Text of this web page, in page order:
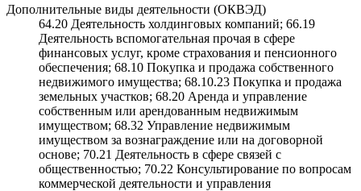
Дополнительные виды деятельности (ОКВЭД)
64.20 Деятельность холдинговых компаний; 66.19
Деятельность вспомогательная прочая в сфере
финансовых услуг, кроме страхования и пенсионного
обеспечения; 68.10 Покупка и продажа собственного
недвижимого имущества; 68.10.23 Покупка и продажа
земельных участков; 68.20 Аренда и управление
собственным или арендованным недвижимым
имуществом; 68.32 Управление недвижимым
имуществом за вознаграждение или на договорной
основе; 70.21 Деятельность в сфере связей с
общественностью; 70.22 Консультирование по вопросам
коммерческой деятельности и управления